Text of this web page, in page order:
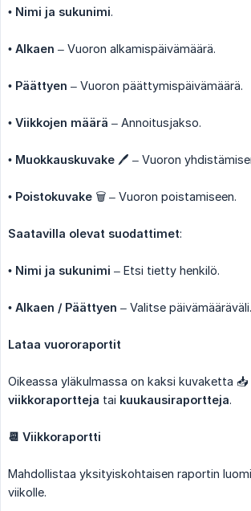
• Nimi ja sukunimi.
• Alkaen – Vuoron alkamispäivämäärä.
• Päättyen – Vuoron päättymispäivämäärä.
• Viikkojen määrä – Annoitusjakso.
• Muokkauskuvake 🖊 – Vuoron
• Poistokuvake 🗑 – Vuoron poistamiseen.
Saatavilla olevat suodattimet:
• Nimi ja sukunimi – Etsi tietty henkilö.
• Alkaen / Päättyen – Valitse päivämääräväli.
Lataa vuororaportit
Oikeassa yläkulmassa on kaksi kuvaketta 📥
viikkoraportteja tai kuukausiraportteja.
📆 Viikkoraportti
Mahdollistaa yksityiskohtaisen raportin
viikolle.